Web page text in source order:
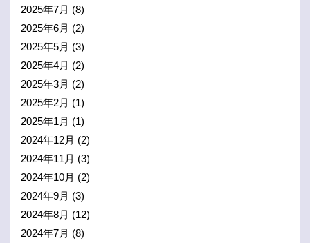
2025年7月 (8)
2025年6月 (2)
2025年5月 (3)
2025年4月 (2)
2025年3月 (2)
2025年2月 (1)
2025年1月 (1)
2024年12月 (2)
2024年11月 (3)
2024年10月 (2)
2024年9月 (3)
2024年8月 (12)
2024年7月 (8)